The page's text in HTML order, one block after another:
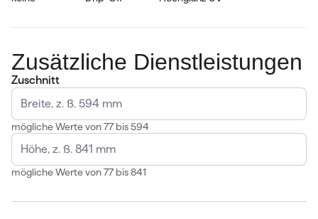
Zusätzliche Dienstleistungen
Zuschnitt
mögliche Werte von 77 bis 594
mögliche Werte von 77 bis 841